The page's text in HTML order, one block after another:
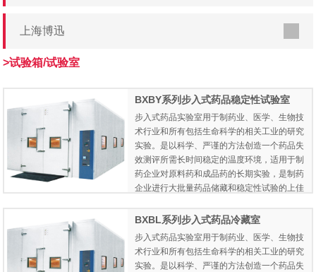
上海博迅
>试验箱/试验室
BXBY系列步入式药品稳定性试验室
步入式药品实验室用于制药业、医学、生物技
术行业和所有包括生命科学的相关工业的研究
实验。是以科学、严谨的方法创造一个药品失
效测评所需长时间稳定的温度环境，适用于制
药企业对原料药和成品药的长期实验，是制药
企业进行大批量药品储藏和稳定性试验的上佳
BXBL系列步入式药品冷藏室
步入式药品实验室用于制药业、医学、生物技
术行业和所有包括生命科学的相关工业的研究
实验。是以科学、严谨的方法创造一个药品失